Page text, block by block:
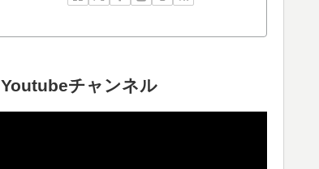
Youtubeチャンネル